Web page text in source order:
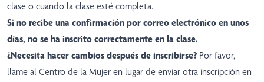
clase o cuando la clase esté completa.
Si no recibe una confirmación por correo electrónico en unos
días, no se ha inscrito correctamente en la clase.
¿Necesita hacer cambios después de inscribirse? Por favor,
llame al Centro de la Mujer en lugar de enviar otra inscripción en